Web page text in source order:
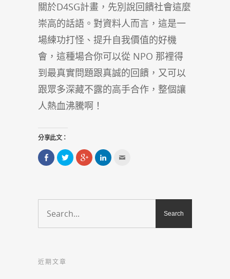
關於D4SG計畫，先別說回饋社會這麼
崇高的話語。對資料人而言，這是一
場練功打怪、提升自我價值的好機
會，這種場合你可以從 NPO 那裡得
到最真實問題跟真誠的回饋，又可以
跟眾多深藏不露的高手合作，整個讓
人熱血沸騰啊！
分享此文：
分
享
中
啟)
分
享
中
啟)
點
擊
新
啟)
分
享
中 (在
開
近期文章